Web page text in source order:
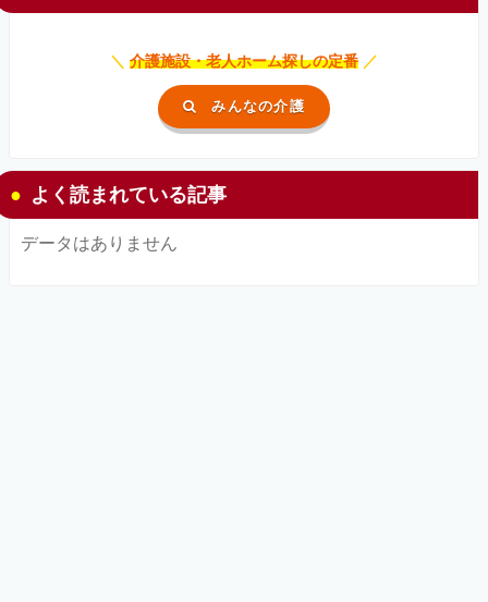
＼ 介護施設・老人ホーム探しの定番 ／
みんなの介護
よく読まれている記事
データはありません